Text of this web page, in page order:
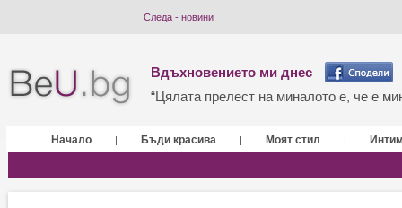
Следа - новини
Вдъхновението ми днес
“Цялата прелест на миналото е, че е
Начало | Бъди красива | Моят стил |